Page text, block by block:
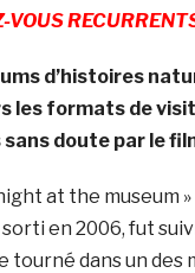
VOUS
d’histoires
les formats de
sans doute par le
at the museum
en 2006, fut
tourné dans un des